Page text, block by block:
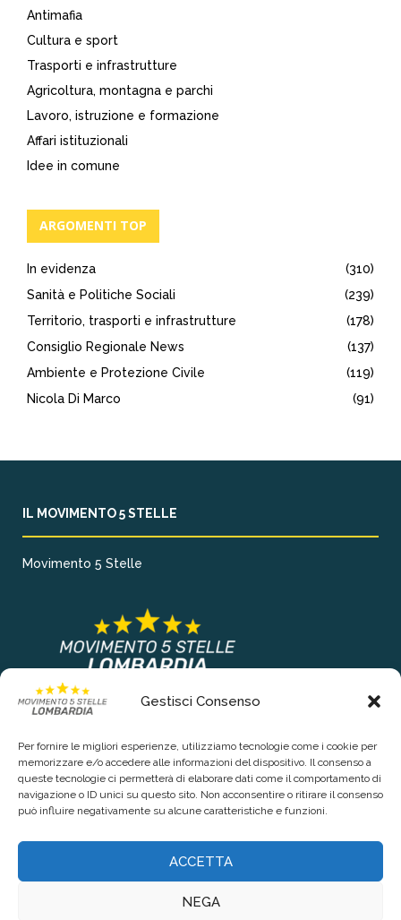
Gestisci Consenso
Per fornire le migliori esperienze, utilizziamo tecnologie come i cookie per
memorizzare e/o accedere alle informazioni del dispositivo. Il consenso a
queste tecnologie ci permetterà di elaborare dati come il comportamento di
navigazione o ID unici su questo sito. Non acconsentire o ritirare il consenso
può influire negativamente su alcune caratteristiche e funzioni.
ACCETTA
NEGA
Antimafia
Cultura e sport
Trasporti e infrastrutture
Agricoltura, montagna e parchi
Lavoro, istruzione e formazione
Affari istituzionali
Idee in comune
ARGOMENTI TOP
In evidenza
(310)
Sanità e Politiche Sociali
(239)
Territorio, trasporti e infrastrutture
(178)
Consiglio Regionale News
(137)
Ambiente e Protezione Civile
(119)
Nicola Di Marco
(91)
IL MOVIMENTO 5 STELLE
Movimento 5 Stelle
COLLEGAMENTI PRINCIPALI
Contattaci
Privacy Policy